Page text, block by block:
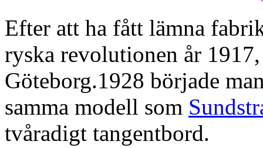
Efter att ha fått lämna
ryska revolutionen år
Göteborg.1928 började
samma modell som
tvåradigt tangentbord.